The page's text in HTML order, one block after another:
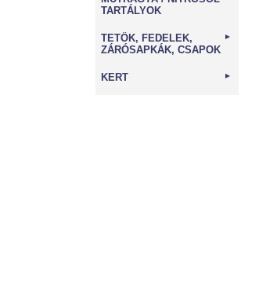
TARTÁLYOK
TETŐK, FEDELEK,
ZÁRÓSAPKÁK, CSAPOK
►
KERT ►